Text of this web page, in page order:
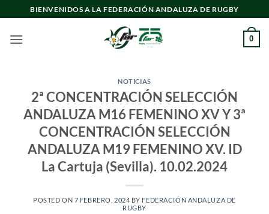
al
contenido
BIENVENIDOS A LA FEDERACIÓN ANDALUZA DE RUGBY
0
NOTICIAS
2ª CONCENTRACIÓN SELECCIÓN
ANDALUZA M16 FEMENINO XV Y 3ª
CONCENTRACIÓN SELECCIÓN
ANDALUZA M19 FEMENINO XV. ID
La Cartuja (Sevilla). 10.02.2024
POSTED ON 7 FEBRERO, 2024 BY FEDERACIÓN ANDALUZA DE
RUGBY